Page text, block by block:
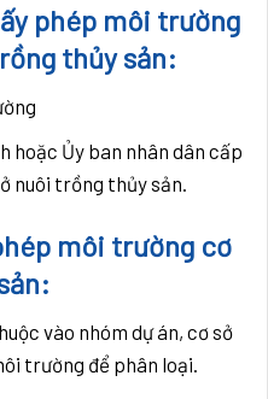
phép môi trường
thủy sản:
hoặc Ủy ban nhân dân cấp
nuôi trồng thủy sản.
môi trường cơ
vào nhóm dự án, cơ sở
trường để phân loại.